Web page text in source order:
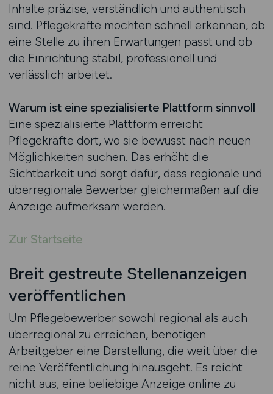
Inhalte präzise, verständlich und authentisch
sind. Pflegekräfte möchten schnell erkennen, ob
eine Stelle zu ihren Erwartungen passt und ob
die Einrichtung stabil, professionell und
verlässlich arbeitet.
Warum ist eine spezialisierte Plattform sinnvoll
Eine spezialisierte Plattform erreicht
Pflegekräfte dort, wo sie bewusst nach neuen
Möglichkeiten suchen. Das erhöht die
Sichtbarkeit und sorgt dafür, dass regionale und
überregionale Bewerber gleichermaßen auf die
Anzeige aufmerksam werden.
Zur Startseite
Breit gestreute Stellenanzeigen
veröffentlichen
Um Pflegebewerber sowohl regional als auch
überregional zu erreichen, benötigen
Arbeitgeber eine Darstellung, die weit über die
reine Veröffentlichung hinausgeht. Es reicht
nicht aus, eine beliebige Anzeige online zu